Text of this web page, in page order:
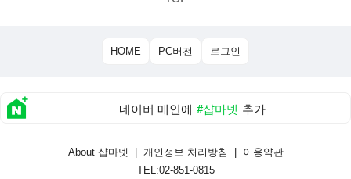
HOME PC버전 로그인
네이버 메인에 #샵마넷 추가
About 샵마넷 개인정보 처리방침
이용약관
TEL:02-851-0815